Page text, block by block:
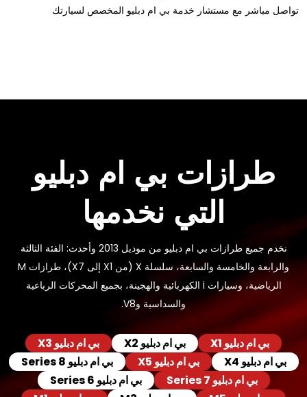
تواصل مباشر مع مستشار خدمة بي ام دبليو المخصص لسيارتك
طرازات بي ام دبليو
التي نخدمها
نخدم جميع طرازات بي ام دبليو من موديل 2013 وأحدث: الفئة الثالثة
والرابعة والخامسة والسابعة، سلسلة X (من X1 إلى X7)، طرازات M
الرياضية، وسيارات i الكهربائية والهجينة، بجميع المحركات الرباعية
والسداسية وV8.
بي ام دبليو X1 بي ام دبليو X2
بي ام دبليو X3
بي ام دبليو X4
بي ام دبليو X5
بي ام دبليو Series 8
بي ام دبليو Series 7
بي ام دبليو Series 6